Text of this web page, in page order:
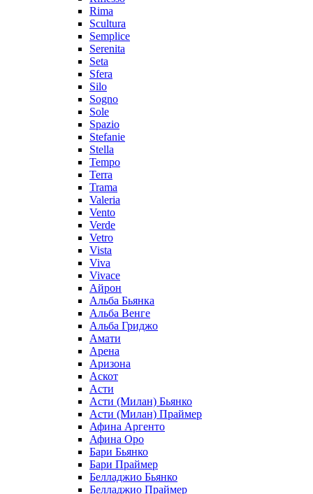
Rima
Scultura
Semplice
Serenita
Seta
Sfera
Silo
Sogno
Sole
Spazio
Stefanie
Stella
Tempo
Terra
Trama
Valeria
Vento
Verde
Vetro
Vista
Viva
Vivace
Айрон
Альба Бьянка
Альба Венге
Альба Гриджо
Амати
Арена
Аризона
Аскот
Асти
Асти (Милан) Бьянко
Асти (Милан) Праймер
Афина Аргенто
Афина Оро
Бари Бьянко
Бари Праймер
Белладжио Бьянко
Белладжио Праймер